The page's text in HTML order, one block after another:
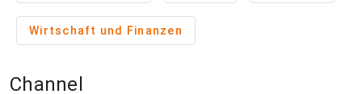
Wirtschaft und Finanzen
Channel